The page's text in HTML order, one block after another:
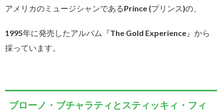
アメリカのミュージシャンであるPrince (プリンス)の、
1995年に発売したアルバム『The Gold Experience』から
採っています。
ブローノ・ブチャラティとスティッキィ・フィ